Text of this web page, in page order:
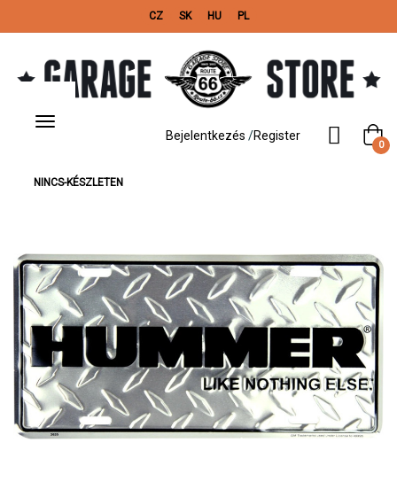
CZ SK HU PL
Bejelentkezés /Register
0
Toggle
NINCS-KÉSZLETEN